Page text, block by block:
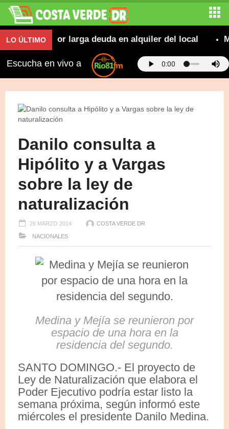
LO ÚLTIMO
Cabrera por larga deuda en alquiler del local
Escucha en vivo a
Danilo consulta a
Hipólito y a Vargas
sobre la ley de
naturalización
26 MARZO 2014 COSTA VERDE DR
NACIONALES
Medina y Mejía se reunieron por
espacio de una hora en la
residencia del segundo.
SANTO DOMINGO.- El proyecto de
Ley de Naturalización que elabora el
Poder Ejecutivo podría estar listo la
semana próxima, según informó este
miércoles el presidente Danilo Medina.